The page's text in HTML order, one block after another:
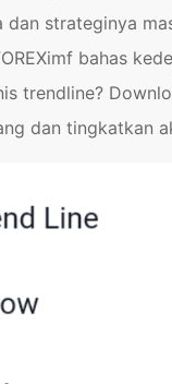
dan strateginya
bahas
trendline?
dan tingkatkan